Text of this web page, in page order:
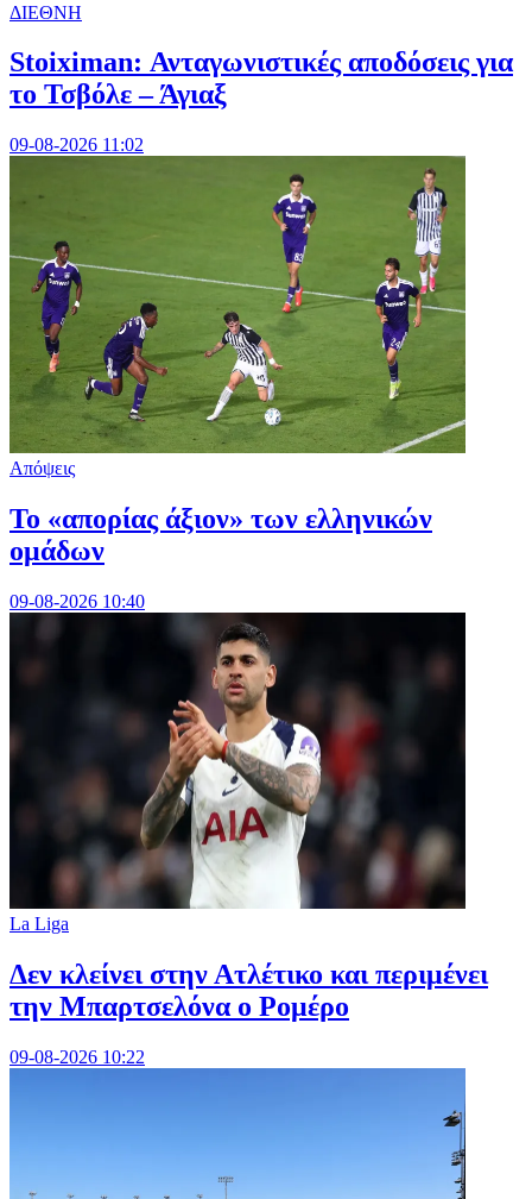
ΔΙΕΘΝΗ
Stoiximan: Ανταγωνιστικές αποδόσεις για
το Τσβόλε – Άγιαξ
09-08-2026 11:02
Απόψεις
Το «απορίας άξιον» των ελληνικών
ομάδων
09-08-2026 10:40
La Liga
Δεν κλείνει στην Ατλέτικο και περιμένει
την Μπαρτσελόνα ο Ρομέρο
09-08-2026 10:22